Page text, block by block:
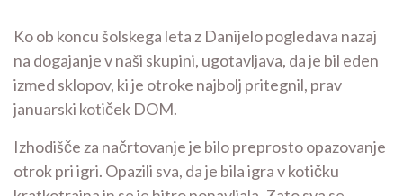
Ko ob koncu šolskega leta z Danijelo pogledava nazaj
na dogajanje v naši skupini, ugotavljava, da je bil eden
izmed sklopov, ki je otroke najbolj pritegnil, prav
januarski kotiček DOM.
Izhodišče za načrtovanje je bilo preprosto opazovanje
otrok pri igri. Opazili sva, da je bila igra v kotičku